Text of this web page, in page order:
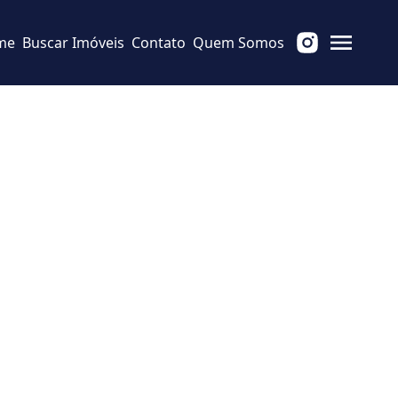
Buscar Imóveis Contato Quem Somos